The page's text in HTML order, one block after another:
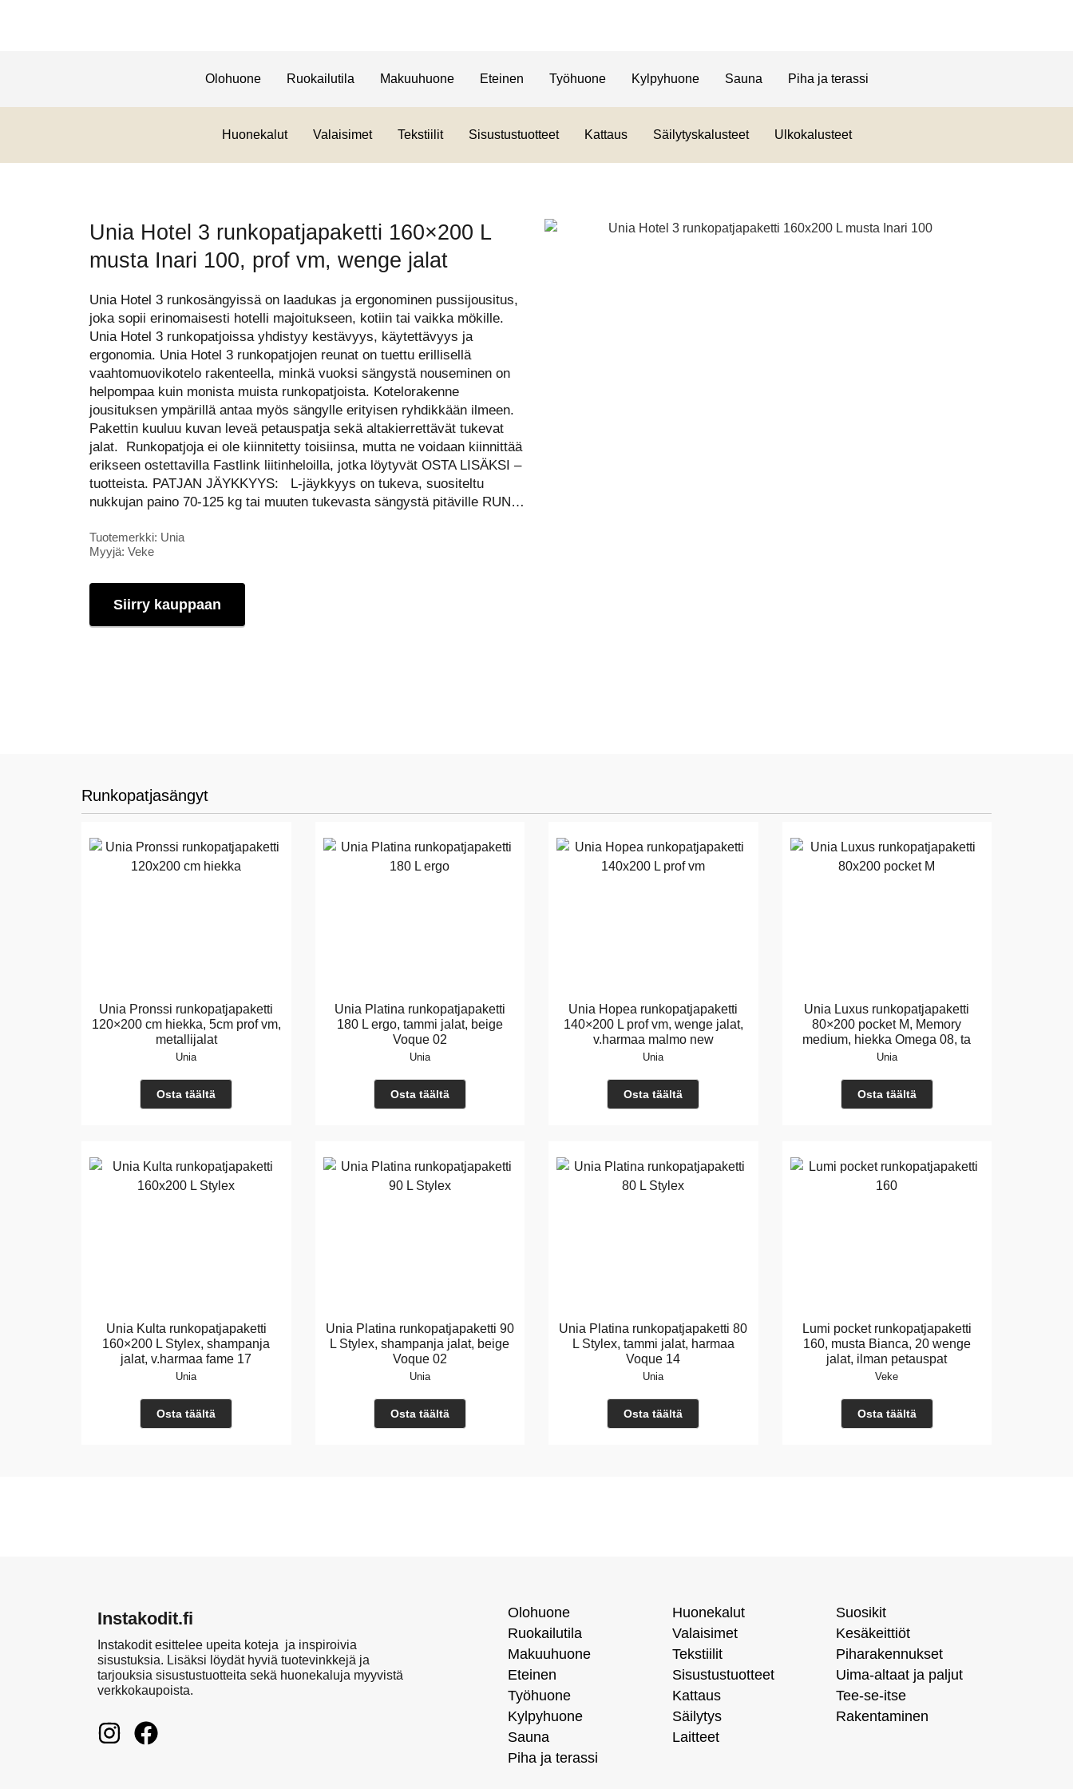
Olohuone Ruokailutila Makuuhuone Eteinen Työhuone Kylpyhuone Sauna Piha ja terassi
Huonekalut Valaisimet Tekstiilit Sisustustuotteet Kattaus Säilytyskalusteet Ulkokalusteet
Unia Hotel 3 runkopatjapaketti 160×200 L
musta Inari 100, prof vm, wenge jalat
Unia Hotel 3 runkosängyissä on laadukas ja ergonominen pussijousitus,
joka sopii erinomaisesti hotelli majoitukseen, kotiin tai vaikka mökille.
Unia Hotel 3 runkopatjoissa yhdistyy kestävyys, käytettävyys ja
ergonomia. Unia Hotel 3 runkopatjojen reunat on tuettu erillisellä
vaahtomuovikotelo rakenteella, minkä vuoksi sängystä nouseminen on
helpompaa kuin monista muista runkopatjoista. Kotelorakenne
jousituksen ympärillä antaa myös sängylle erityisen ryhdikkään ilmeen.
Pakettin kuuluu kuvan leveä petauspatja sekä altakierrettävät tukevat
jalat. Runkopatjoja ei ole kiinnitetty toisiinsa, mutta ne voidaan kiinnittää
erikseen ostettavilla Fastlink liitinheloilla, jotka löytyvät OSTA LISÄKSI –
tuotteista. PATJAN JÄYKKYYS: L-jäykkyys on tukeva, suositeltu
nukkujan paino 70-125 kg tai muuten tukevasta sängystä pitäville RUN…
Tuotemerkki: Unia
Myyjä: Veke
Siirry kauppaan
Runkopatjasängyt
Unia Pronssi runkopatjapaketti
120×200 cm hiekka, 5cm prof vm,
metallijalat
Unia
Osta täältä
Unia Platina runkopatjapaketti
180 L ergo, tammi jalat, beige
Voque 02
Unia
Osta täältä
Unia Hopea runkopatjapaketti
140×200 L prof vm, wenge jalat,
v.harmaa malmo new
Unia
Osta täältä
Unia Luxus runkopatjapaketti
80×200 pocket M, Memory
medium, hiekka Omega 08, ta
Unia
Osta täältä
Unia Kulta runkopatjapaketti
160×200 L Stylex, shampanja
jalat, v.harmaa fame 17
Unia
Osta täältä
Unia Platina runkopatjapaketti 90
L Stylex, shampanja jalat, beige
Voque 02
Unia
Osta täältä
Unia Platina runkopatjapaketti 80
L Stylex, tammi jalat, harmaa
Voque 14
Unia
Osta täältä
Lumi pocket runkopatjapaketti
160, musta Bianca, 20 wenge
jalat, ilman petauspat
Veke
Osta täältä
Instakodit.fi
Instakodit esittelee upeita koteja ja inspiroivia
sisustuksia. Lisäksi löydät hyviä tuotevinkkejä ja
tarjouksia sisustustuotteita sekä huonekaluja myyvistä
verkkokaupoista.
Olohuone
Ruokailutila
Makuuhuone
Eteinen
Työhuone
Kylpyhuone
Sauna
Piha ja terassi
Huonekalut
Valaisimet
Tekstiilit
Sisustustuotteet
Kattaus
Säilytys
Laitteet
Suosikit
Kesäkeittiöt
Piharakennukset
Uima-altaat ja paljut
Tee-se-itse
Rakentaminen